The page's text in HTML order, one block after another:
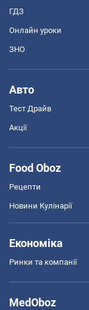
ГДЗ
Онлайн уроки
ЗНО
Авто
Тест Драйв
Акції
Food Oboz
Рецепти
Новини Кулінарії
Економіка
Ринки та компанії
MedOboz